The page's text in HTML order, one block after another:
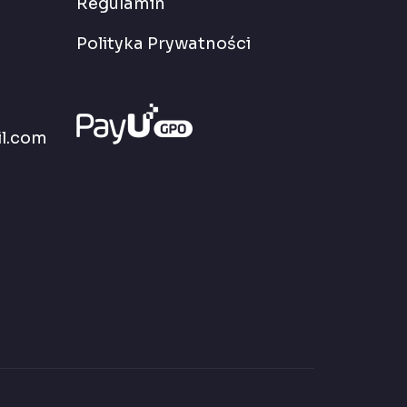
Polityka Prywatności